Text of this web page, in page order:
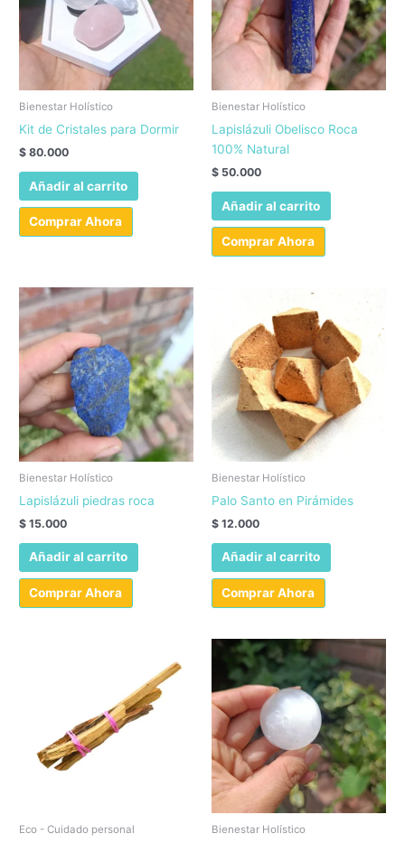
la
de
producto
Bienestar Holístico
Kit de Cristales para Dormir
$ 80.000
Añadir al carrito
Comprar Ahora
Bienestar Holístico
Lapislázuli Obelisco Roca
100% Natural
$ 50.000
Añadir al carrito
Comprar Ahora
Bienestar Holístico
Lapislázuli piedras roca
$ 15.000
Añadir al carrito
Comprar Ahora
Bienestar Holístico
Palo Santo en Pirámides
$ 12.000
Añadir al carrito
Comprar Ahora
Eco - Cuidado personal Bienestar Holístico